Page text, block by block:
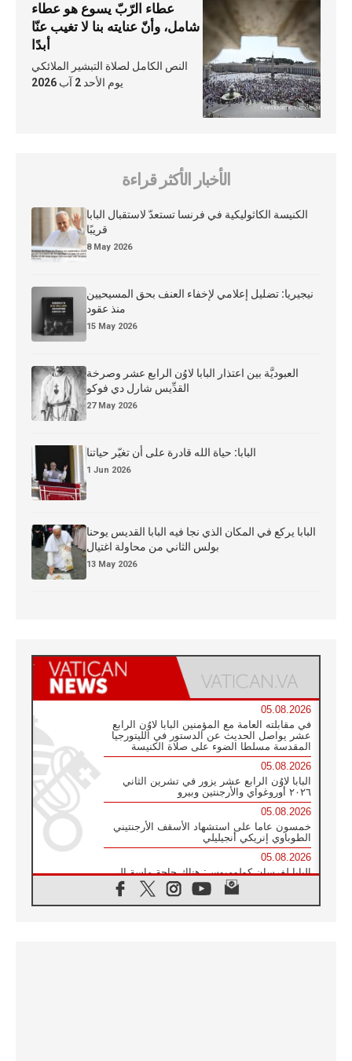
عطاء الرّبّ يسوع هو عطاء
شامل، وأنّ عنايته بنا لا تغيب عنّا
أبدًا
النص الكامل لصلاة التبشير الملائكي
يوم الأحد 2 آب 2026
الأخبار الأكثر قراءة
الكنيسة الكاثوليكية في فرنسا تستعدّ لاستقبال البابا
قريبًا
8 May 2026
نيجيريا: تضليل إعلامي لإخفاء العنف بحق المسيحيين
منذ عقود
15 May 2026
العبوديَّة بين اعتذار البابا لاوُن الرابع عشر وصرخة
القدِّيس شارل دي فوكو
27 May 2026
البابا: حياة الله قادرة على أن تغيّر حياتنا
1 Jun 2026
البابا يركع في المكان الذي نجا فيه البابا القديس يوحنا
بولس الثاني من محاولة اغتيال
13 May 2026
05.08.2026
في مقابلته العامة مع المؤمنين البابا لاوُن الرابع
عشر يواصل الحديث عن الدستور في الليتورجيا
المقدسة مسلطا الضوء على صلاة الكنيسة
05.08.2026
البابا لاوُن الرابع عشر يزور في تشرين الثاني
٢٠٢٦ أوروغواي والأرجنتين وبيرو
05.08.2026
خمسون عاما على استشهاد الأسقف الأرجنتيني
الطوباوي إنريكي أنجيليلي
05.08.2026
البابا لفرسان كولومبوس: هناك حاجة ماسة إلى
أنبياء تناغم يسعون إلى بناء الجسور
04.08.2026